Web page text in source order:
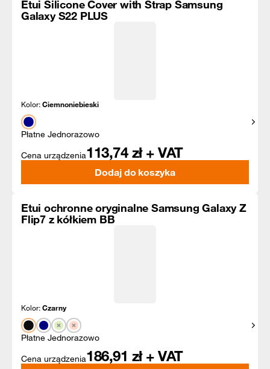
Etui Silicone Cover with Strap Samsung
Galaxy S22 PLUS
Kolor:Ciemnoniebieski
Płatne Jednorazowo
Cena urządzenia113,74 zł + VAT
Dodaj do koszyka
Etui ochronne oryginalne Samsung Galaxy Z
Flip7 z kółkiem BB
Kolor:Czarny
Płatne Jednorazowo
Cena urządzenia186,91 zł + VAT